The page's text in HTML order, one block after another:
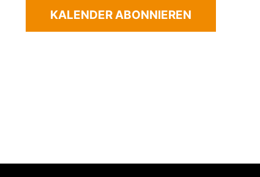
KALENDER ABONNIEREN